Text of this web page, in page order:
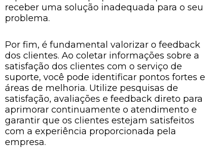
receber uma solução inadequada para o seu
problema.
Por fim, é fundamental valorizar o feedback
dos clientes. Ao coletar informações sobre a
satisfação dos clientes com o serviço de
suporte, você pode identificar pontos fortes e
áreas de melhoria. Utilize pesquisas de
satisfação, avaliações e feedback direto para
aprimorar continuamente o atendimento e
garantir que os clientes estejam satisfeitos
com a experiência proporcionada pela
empresa.